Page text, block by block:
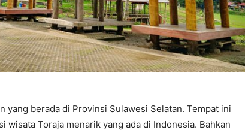
yang berada di Provinsi Sulawesi Selatan. Tempat ini
wisata Toraja menarik yang ada di Indonesia. Bahkan